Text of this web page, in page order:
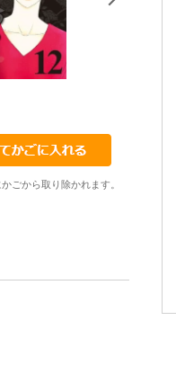
ごから取り除かれます。